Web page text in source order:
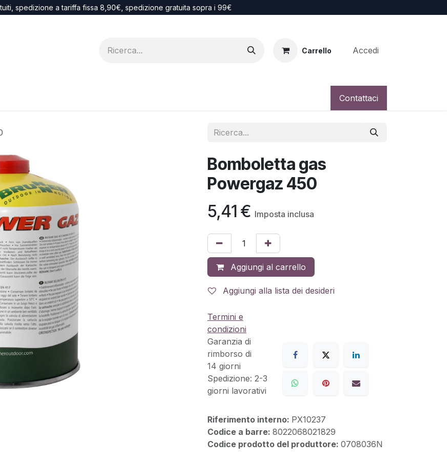
spedizione a tariffa fissa 8,90€, spedizione gratuita sopra i 99€
Carrello Accedi
Contattaci
Bomboletta gas
Powergaz 450
5,41 € Imposta inclusa
Aggiungi al carrello
Aggiungi alla lista dei desideri
Termini e
condizioni
Garanzia di
rimborso di
14 giorni
Spedizione: 2-3
giorni lavorativi
Riferimento interno: PX10237
Codice a barre: 8022068021829
Codice prodotto del produttore: 0708036N